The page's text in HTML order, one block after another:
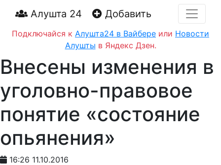
Алушта 24 Добавить
Подключайся к Алушта24 в Вайбере или Новости
Алушты в Яндекс Дзен.
Внесены изменения в
уголовно-правовое
понятие «состояние
опьянения»
16:26 11.10.2016